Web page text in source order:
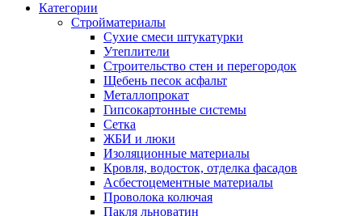
Категории
Стройматериалы
Сухие смеси штукатурки
Утеплители
Строительство стен и перегородок
Щебень песок асфальт
Металлопрокат
Гипсокартонные системы
Сетка
ЖБИ и люки
Изоляционные материалы
Кровля, водосток, отделка фасадов
Асбестоцементные материалы
Проволока колючая
Пакля льноватин